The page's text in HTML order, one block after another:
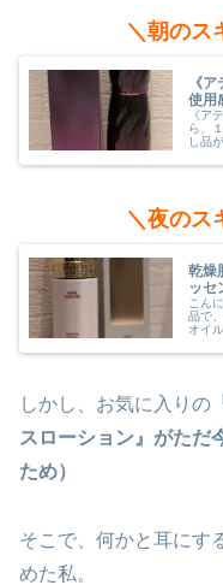
＼朝のス
《
使用
《ア
ら、
し品
て、
てビ
＼夜のス
乾燥
ッセ
こん
品で
オイ
いる
ルを
しかし、お気に入りの
スローション』がただ
ため）
そこで、何かと耳にす
めた私。